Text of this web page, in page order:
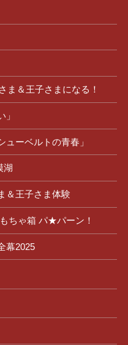
ま＆王子さまになる！
」
ューベルトの青春」
湖
＆王子さま体験
ちゃ箱 パ★パーン！
幕2025